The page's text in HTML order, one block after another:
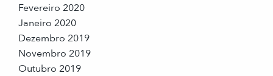
Fevereiro 2020
Janeiro 2020
Dezembro 2019
Novembro 2019
Outubro 2019